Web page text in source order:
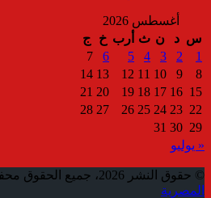
أغسطس 2026
س د ن ث أرب خ
ج
1
2
3
4
5
6
7
8
9
10
11
12
13
14
15
16
17
18
19
20
21
22
23
24
25
26
27
28
29
30
31
« يوليو
© حقوق النشر 2026، جميع الحقوق محفوظة |
المصرية